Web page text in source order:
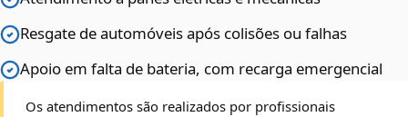
Resgate de automóveis após colisões ou falhas
Apoio em falta de bateria, com recarga emergencial
Os atendimentos são realizados por profissionais